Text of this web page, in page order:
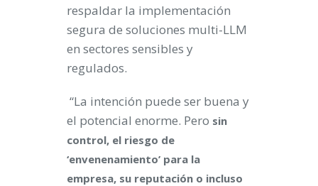
respaldar la implementación
segura de soluciones multi-LLM
en sectores sensibles y
regulados.
“La intención puede ser buena y
el potencial enorme. Pero sin
control, el riesgo de
‘envenenamiento’ para la
empresa, su reputación o incluso